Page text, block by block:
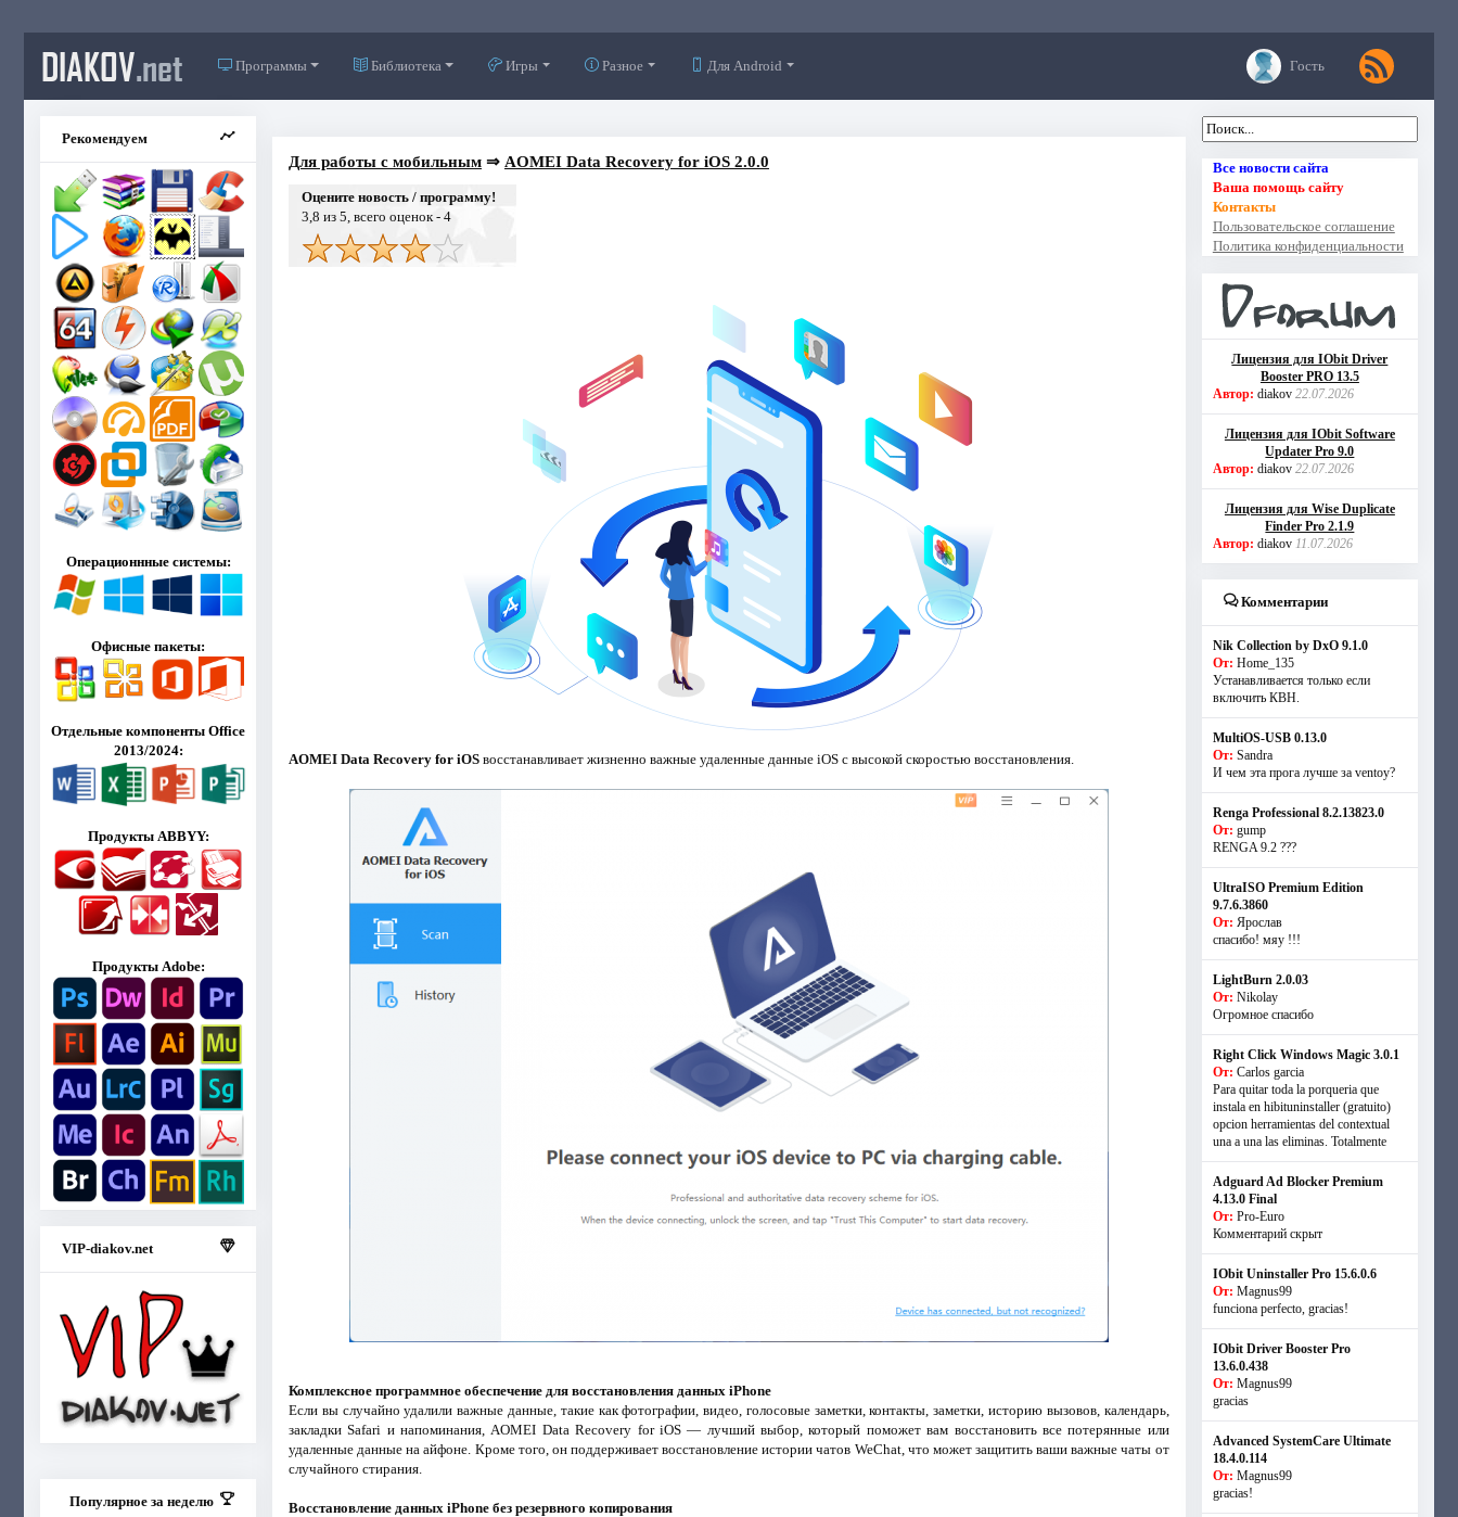
DIAKOV.net Программы Библиотека Игры Разное Для Android Гость
Рекомендуем
Операционнные системы:
Офисные пакеты:
Отдельные компоненты Office
2013/2024:
Продукты ABBYY:
Продукты Adobe:
VIP-diakov.net
Популярное за неделю
Для работы с мобильным⇒ AOMEI Data Recovery for iOS 2.0.0
Оцените новость / программу!
3,8 из 5, всего оценок - 4
AOMEI Data Recovery for iOSвосстанавливает жизненно важные удаленные данные iOS с высокой скоростью восстановления.
Комплексное программное обеспечение для восстановления данных iPhone
Если вы случайно удалили важные данные, такие как фотографии, видео, голосовые заметки, контакты, заметки, историю вызовов, календарь,
закладки Safari и напоминания, AOMEI Data Recovery for iOS — лучший выбор, который поможет вам восстановить все потерянные или
удаленные данные на айфоне. Кроме того, он поддерживает восстановление истории чатов WeChat, что может защитить ваши важные чаты от
случайного стирания.
Восстановление данных iPhone без резервного копирования
Все новости сайта
Ваша помощь сайту
Контакты
Пользовательское соглашение
Политика конфиденциальности
Лицензия для IObit Driver
Booster PRO 13.5
Автор: diakov 22.07.2026
Лицензия для IObit Software
Updater Pro 9.0
Автор: diakov 22.07.2026
Лицензия для Wise Duplicate
Finder Pro 2.1.9
Автор: diakov 11.07.2026
Комментарии
Nik Collection by DxO 9.1.0
От: Home_135
Устанавливается только если
включить КВН.
MultiOS-USB 0.13.0
От: Sandra
И чем эта прога лучше за ventoy?
Renga Professional 8.2.13823.0
От: gump
RENGA 9.2 ???
UltraISO Premium Edition
9.7.6.3860
От: Ярослав
спасибо! мяу !!!
LightBurn 2.0.03
От: Nikolay
Огромное спасибо
Right Click Windows Magic 3.0.1
От: Carlos garcia
Para quitar toda la porqueria que
instala en hibituninstaller (gratuito)
opcion herramientas del contextual
una a una las eliminas. Totalmente
Adguard Ad Blocker Premium
4.13.0 Final
От: Pro-Euro
Комментарий скрыт
IObit Uninstaller Pro 15.6.0.6
От: Magnus99
funciona perfecto, gracias!
IObit Driver Booster Pro
13.6.0.438
От: Magnus99
gracias
Advanced SystemCare Ultimate
18.4.0.114
От: Magnus99
gracias!